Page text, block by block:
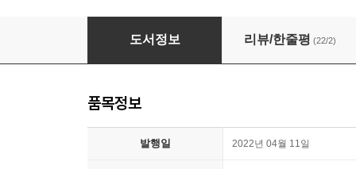
스트레칭이면 충분하다
도서정보 리뷰/한줄평 (22/2)
품목정보
발행일 2022년 04월 11일